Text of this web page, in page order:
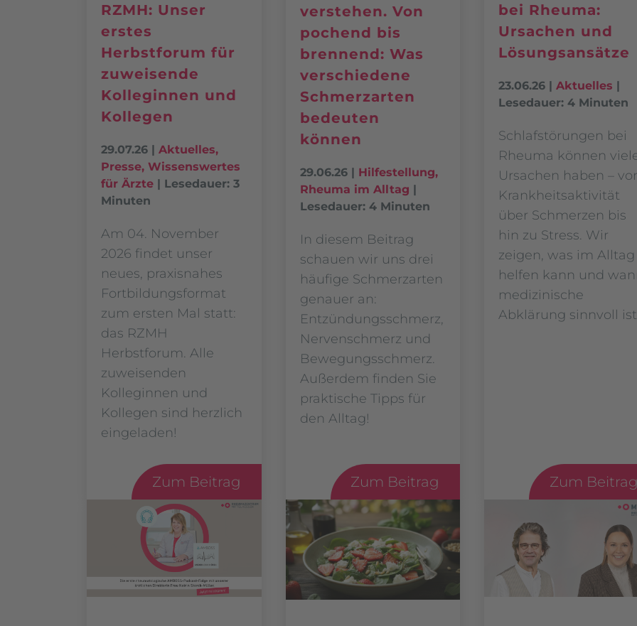
StartseiteArticles posted by firstart
RZMH: Unser
erstes
Herbstforum für
zuweisende
Kolleginnen und
Kollegen
29.07.26 Aktuelles,
Presse, Wissenswertes
für Ärzte
Lesedauer: 3
Minuten
Am 04. November
2026 findet unser
neues, praxisnahes
Fortbildungsformat
zum ersten Mal statt:
das RZMH
Herbstforum. Alle
zuweisenden
Kolleginnen und
Kollegen sind herzlich
eingeladen!
Zum Beitrag
verstehen. Von
pochend bis
brennend: Was
verschiedene
Schmerzarten
bedeuten
können
29.06.26| Hilfestellung,
Rheuma im Alltag
Lesedauer: 4 Minuten
In diesem Beitrag
schauen wir uns drei
häufige Schmerzarten
genauer an:
Entzündungsschmerz,
Nervenschmerz und
Bewegungsschmerz.
Außerdem finden Sie
praktische Tipps für
den Alltag!
Zum Beitrag
bei Rheuma:
Ursachen und
Lösungsansätze
23.06.26 |Aktuelles
Lesedauer: 4 Minuten
Schlafstörungen bei
Rheuma können
Ursachen haben –
Krankheitsaktivität
über Schmerzen bis
hin zu Stress. Wir
zeigen, was im Alltag
helfen kann und
medizinische
Abklärung sinnvoll
Zum